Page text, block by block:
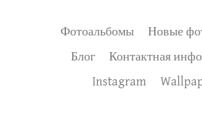
Фотоальбомы
Новые
Блог
Контактная
Instagram